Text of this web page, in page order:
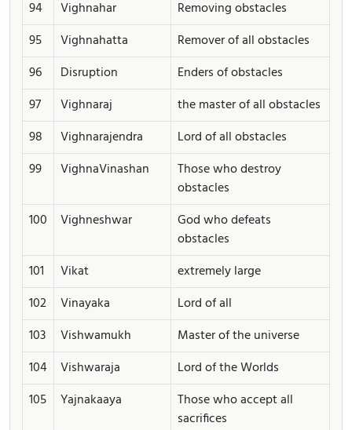
94 Vighnahar
Removing obstacles
95
Vighnahatta
Remover of all obstacles
96
Disruption
Enders of obstacles
97
Vighnaraj
the master of all obstacles
98
Vighnarajendra
Lord of all obstacles
99
VighnaVinashan
Those who destroy
obstacles
100
Vighneshwar
God who defeats
obstacles
101
Vikat
extremely large
102
Vinayaka
Lord of all
103
Vishwamukh
Master of the universe
104
Vishwaraja
Lord of the Worlds
105
Yajnakaaya
Those who accept all
sacrifices